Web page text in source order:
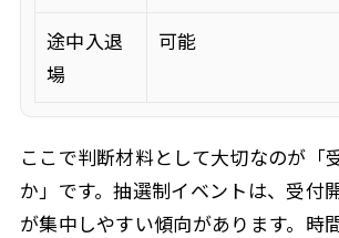
途中入退
場
可能
ここで判断材料として大切なのが「
か」です。抽選制イベントは、受付
が集中しやすい傾向があります。時